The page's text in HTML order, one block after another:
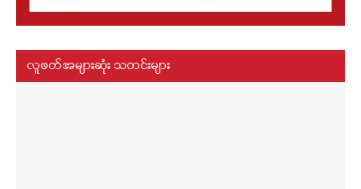
လူဖတ်အများဆုံး သတင်းများ